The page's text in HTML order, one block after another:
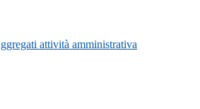
attività amministrativa